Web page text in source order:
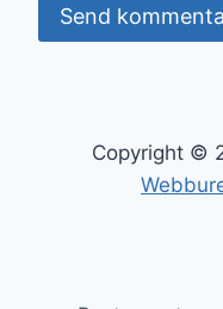
Copyright ©